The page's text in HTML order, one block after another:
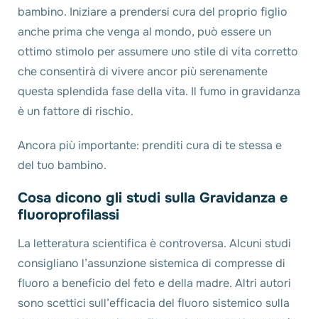
bambino. Iniziare a prendersi cura del proprio figlio
anche prima che venga al mondo, può essere un
ottimo stimolo per assumere uno stile di vita corretto
che consentirà di vivere ancor più serenamente
questa splendida fase della vita. Il fumo in gravidanza
è un fattore di rischio.
Ancora più importante: prenditi cura di te stessa e
del tuo bambino.
Cosa dicono gli studi sulla Gravidanza e
fluoroprofilassi
La letteratura scientifica è controversa. Alcuni studi
consigliano l’assunzione sistemica di compresse di
fluoro a beneficio del feto e della madre. Altri autori
sono scettici sull’efficacia del fluoro sistemico sulla